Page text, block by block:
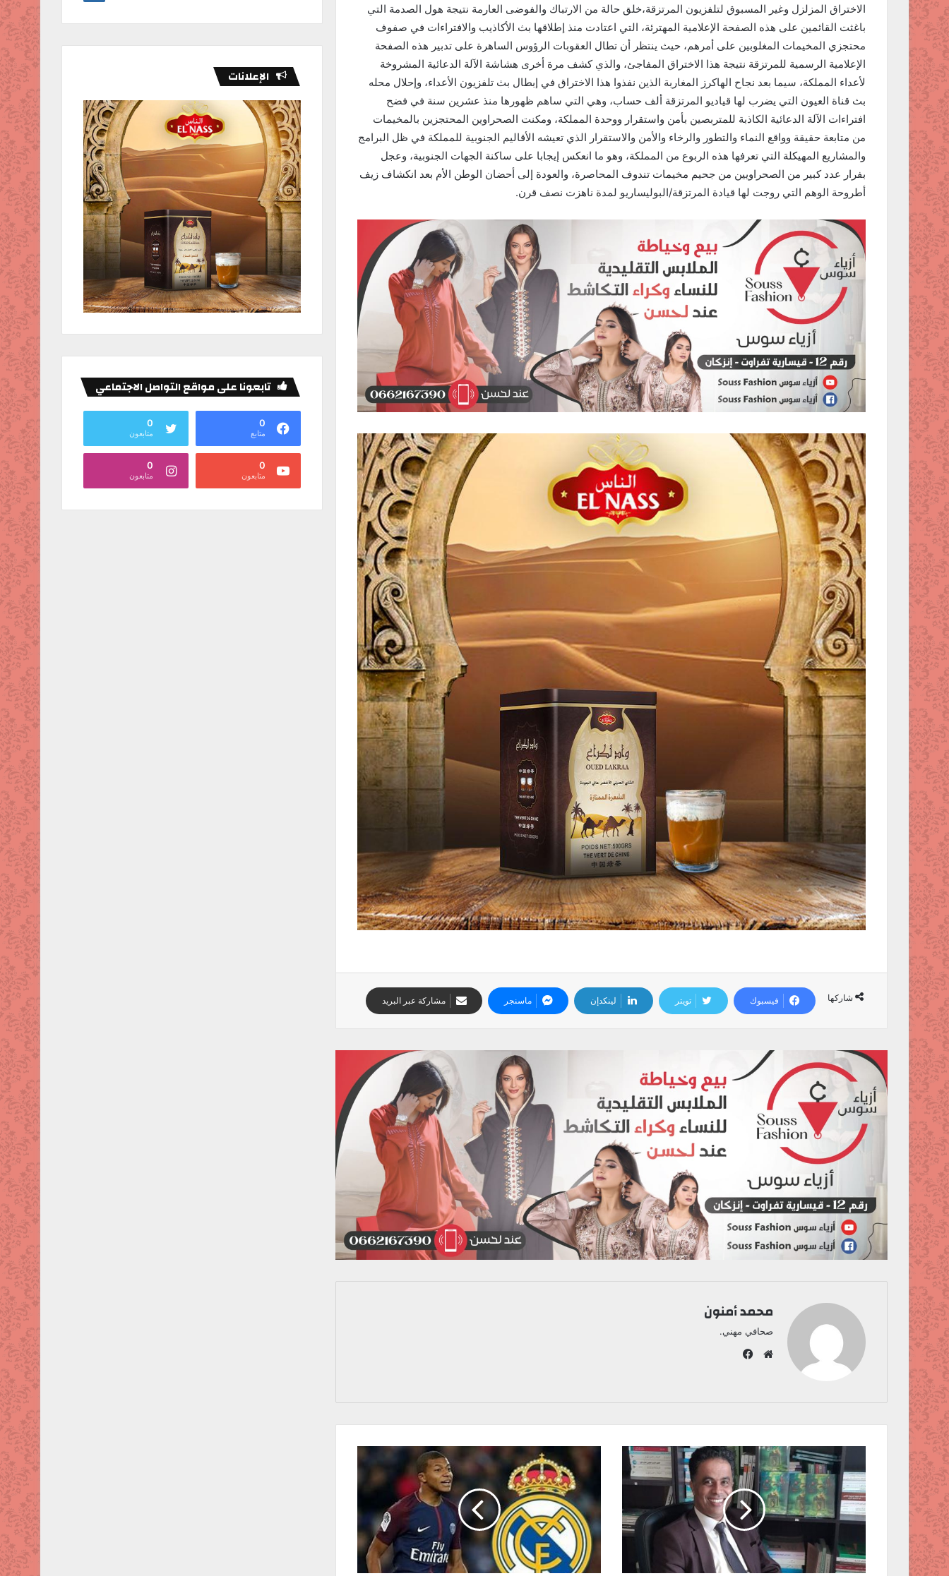
الاختراق المزلزل وغير المسبوق لتلفزيون المرتزقة،خلق حالة من الارتباك والفوضى العارمة نتيجة هول الصدمة التي
باغثت القائمين على هذه الصفحة الإعلامية المهترئة، التي اعتادت منذ إطلاقها بث الأكاذيب والافتراءات في صفوف
محتجزي المخيمات المغلوبين على أمرهم، حيث ينتظر أن تطال العقوبات الرؤوس الساهرة على تدبير هذه الصفحة
الإعلامية الرسمية للمرتزقة نتيجة هذا الاختراق المفاجئ، والذي كشف مرة أخرى هشاشة الآلة الدعائية المشروخة
لأعداء المملكة، سيما بعد نجاح الهاكرز المغاربة الذين نفذوا هذا الاختراق في إبطال بث تلفزيون الأعداء، وإحلال محله
بث قناة العيون التي يضرب لها قياديو المرتزقة ألف حساب، وهي التي ساهم ظهورها منذ عشرين سنة في فضح
افتراءات الآلة الدعائية الكاذبة للمتربصين بأمن واستقرار ووحدة المملكة، ومكنت الصحراوين المحتجزين بالمخيمات
من متابعة حقيقة وواقع النماء والتطور والرخاء والأمن والاستقرار الذي تعيشه الأقاليم الجنوبية للمملكة في ظل البرامج
والمشاريع المهيكلة التي تعرفها هذه الربوع من المملكة، وهو ما انعكس إيجابا على ساكنة الجهات الجنوبية، وعجل
بفرار عدد كبير من الصحراويين من جحيم مخيمات تندوف المحاصرة، والعودة إلى أحضان الوطن الأم بعد انكشاف زيف
أطروحة الوهم التي روجت لها قيادة المرتزقة/البوليساريو لمدة ناهزت نصف قرن.
شاركها فيسبوك تويتر لينكدإن ماسنجر مشاركة عبر البريد
محمد أمنون
صحافي مهني.
ق
ع
ل
و
ي
ب
ب
و
الإعلانات
تابعونا على مواقع التواصل الاجتماعي
0
متابع
0
متابعون
0
متابعون
0
متابعون